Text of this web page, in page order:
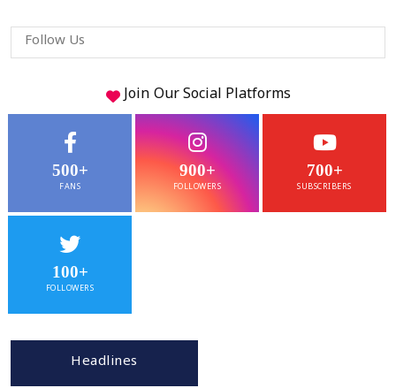
Follow Us
Join Our Social Platforms
500+
FANS
900+
FOLLOWERS
700+
SUBSCRIBERS
100+
FOLLOWERS
Headlines